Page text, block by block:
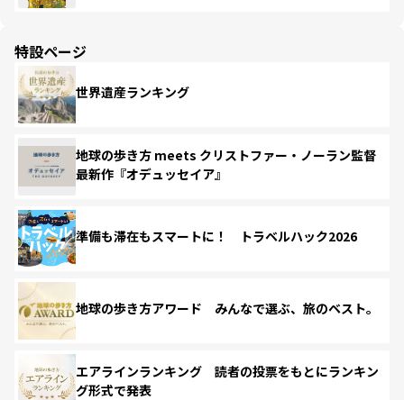
特設ページ
世界遺産ランキング
地球の歩き方 meets クリストファー・ノーラン監督
最新作『オデュッセイア』
準備も滞在もスマートに！ トラベルハック2026
地球の歩き方アワード みんなで選ぶ、旅のベスト。
エアラインランキング 読者の投票をもとにランキン
グ形式で発表